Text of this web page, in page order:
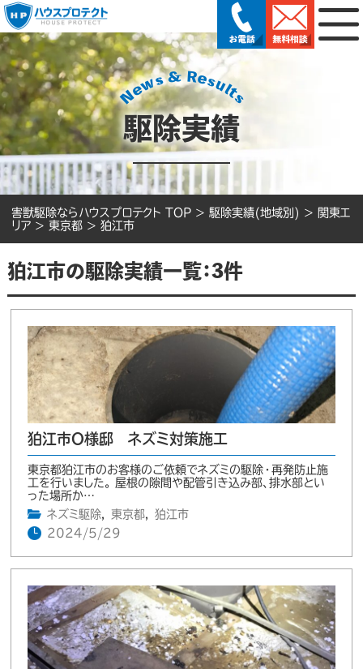
駆除実績
害獣駆除ならハウスプロテクト TOP > 駆除実績(地域別) > 関東エ
リア > 東京都 > 狛江市
狛江市の駆除実績一覧：3件
狛江市O様邸 ネズミ対策施工
東京都狛江市のお客様のご依頼でネズミの駆除・再発防止施
工を行いました。 屋根の隙間や配管引き込み部、排水部とい
った場所か…
ネズミ駆除, 東京都,
狛江市
2024/5/29